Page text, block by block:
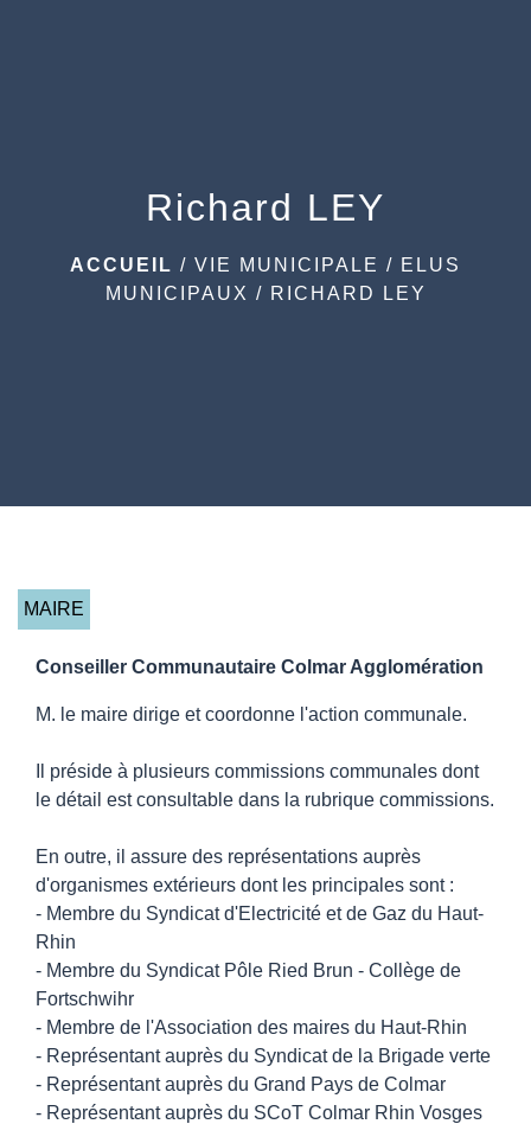
Richard LEY
ACCUEIL / VIE MUNICIPALE / ELUS
MUNICIPAUX / RICHARD LEY
MAIRE
Conseiller Communautaire Colmar Agglomération
M. le maire dirige et coordonne l'action communale.
Il préside à plusieurs commissions communales dont
le détail est consultable dans la rubrique commissions.
En outre, il assure des représentations auprès
d'organismes extérieurs dont les principales sont :
- Membre du Syndicat d'Electricité et de Gaz du Haut-
Rhin
- Membre du Syndicat Pôle Ried Brun - Collège de
Fortschwihr
- Membre de l'Association des maires du Haut-Rhin
- Représentant auprès du Syndicat de la Brigade verte
- Représentant auprès du Grand Pays de Colmar
- Représentant auprès du SCoT Colmar Rhin Vosges